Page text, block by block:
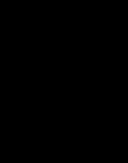
starre
Konflikte, die sich
„Der Ansatz
selbst zu
in
(Mehrangis